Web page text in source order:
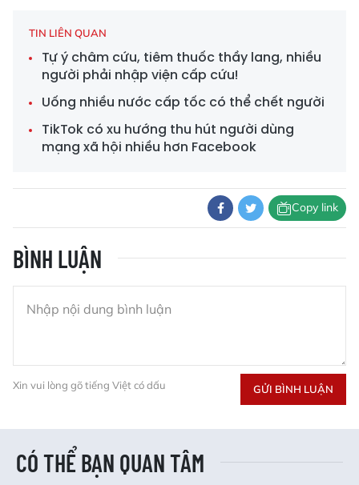
TIN LIÊN QUAN
Tự ý châm cứu, tiêm thuốc thầy lang, nhiều
người phải nhập viện cấp cứu!
Uống nhiều nước cấp tốc có thể chết người
TikTok có xu hướng thu hút người dùng
mạng xã hội nhiều hơn Facebook
Copy link
BÌNH LUẬN
Xin vui lòng gõ tiếng Việt có dấu GỬI BÌNH LUẬN
CÓ THỂ BẠN QUAN TÂM